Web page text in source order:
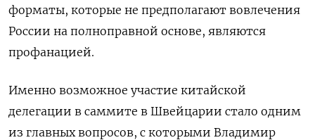
форматы, которые не предполагают вовлечения
России на полноправной основе, являются
профанацией.
Именно возможное участие китайской
делегации в саммите в Швейцарии стало одним
из главных вопросов, с которыми Владимир